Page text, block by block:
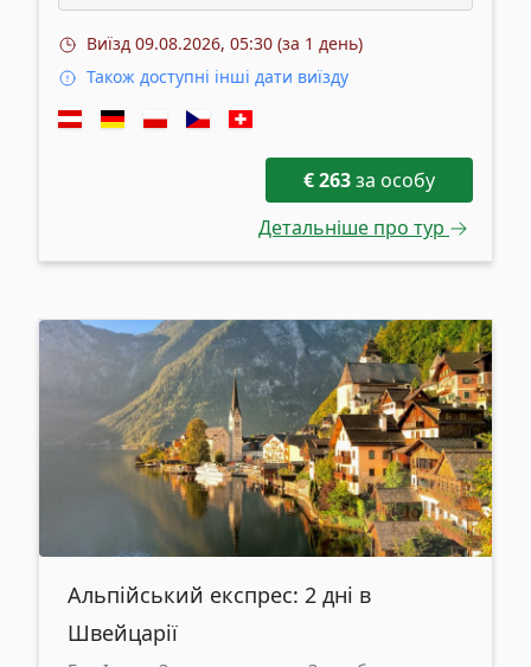
Виїзд 09.08.2026, 05:30 (за 1 день)
Також доступні інші дати виїзду
€263за особу
Детальніше про тур
Альпійський експрес: 2 дні в
Швейцарії